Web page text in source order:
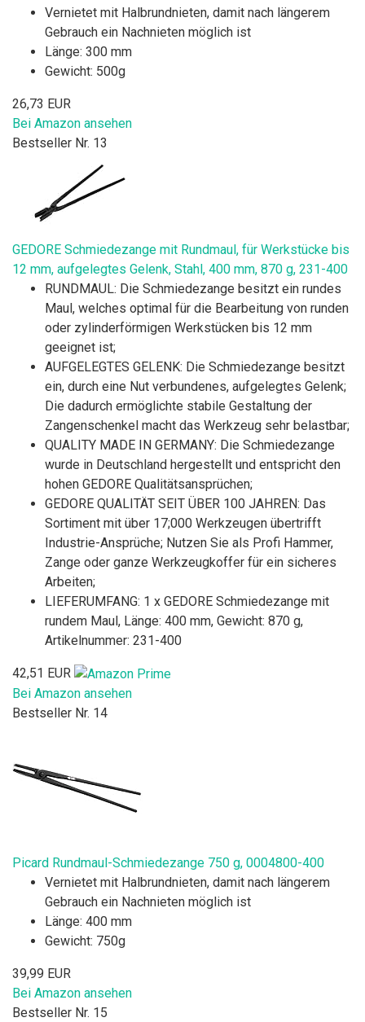
Vernietet mit Halbrundnieten, damit nach längerem
Gebrauch ein Nachnieten möglich ist
Länge: 300 mm
Gewicht: 500g
26,73 EUR
Bei Amazon ansehen
Bestseller Nr. 13
GEDORE Schmiedezange mit Rundmaul, für Werkstücke bis
12 mm, aufgelegtes Gelenk, Stahl, 400 mm, 870 g, 231-400
RUNDMAUL: Die Schmiedezange besitzt ein rundes
Maul, welches optimal für die Bearbeitung von runden
oder zylinderförmigen Werkstücken bis 12 mm
geeignet ist;
AUFGELEGTES GELENK: Die Schmiedezange besitzt
ein, durch eine Nut verbundenes, aufgelegtes Gelenk;
Die dadurch ermöglichte stabile Gestaltung der
Zangenschenkel macht das Werkzeug sehr belastbar;
QUALITY MADE IN GERMANY: Die Schmiedezange
wurde in Deutschland hergestellt und entspricht den
hohen GEDORE Qualitätsansprüchen;
GEDORE QUALITÄT SEIT ÜBER 100 JAHREN: Das
Sortiment mit über 17;000 Werkzeugen übertrifft
Industrie-Ansprüche; Nutzen Sie als Profi Hammer,
Zange oder ganze Werkzeugkoffer für ein sicheres
Arbeiten;
LIEFERUMFANG: 1 x GEDORE Schmiedezange mit
rundem Maul, Länge: 400 mm, Gewicht: 870 g,
Artikelnummer: 231-400
42,51 EUR
Bei Amazon ansehen
Bestseller Nr. 14
Picard Rundmaul-Schmiedezange 750 g, 0004800-400
Vernietet mit Halbrundnieten, damit nach längerem
Gebrauch ein Nachnieten möglich ist
Länge: 400 mm
Gewicht: 750g
39,99 EUR
Bei Amazon ansehen
Bestseller Nr. 15